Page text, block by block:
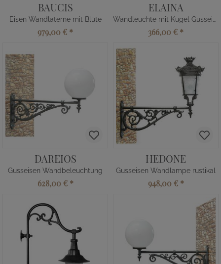
BAUCIS
Eisen Wandlaterne mit Blüte
979,00 € *
ELAINA
Wandleuchte mit Kugel Gusseisen
366,00 € *
DAREIOS
Gusseisen Wandbeleuchtung
628,00 € *
HEDONE
Gusseisen Wandlampe rustikal
948,00 € *